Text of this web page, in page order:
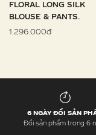
FLORAL LONG SILK
BLOUSE & PANTS.
1.296.000đ
6 NGÀY ĐỔI SẢN
Đổi sản phẩm trong 6